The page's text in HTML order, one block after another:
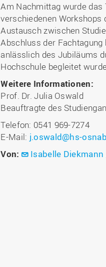
Am Nachmittag wurde das
verschiedenen
Austausch zwischen
Abschluss der
anlässlich des Jubiläums
Hochschule begleitet
Weitere Informationen:
Prof. Dr. Julia Oswald
Beauftragte des
Telefon: 0541 969-7274
E-Mail: j.oswald@hs-
Von:
Isabelle